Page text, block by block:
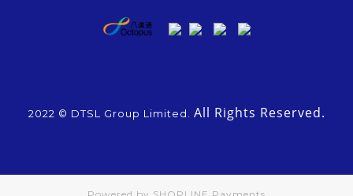
2022 © DTSL Group Limited. All Rights Reserved.